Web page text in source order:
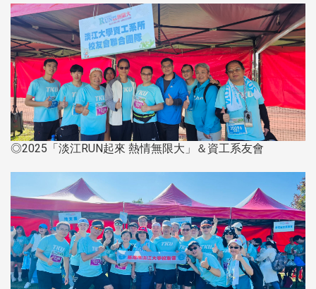
◎2025「淡江RUN起來 熱情無限大」＆資工系友會